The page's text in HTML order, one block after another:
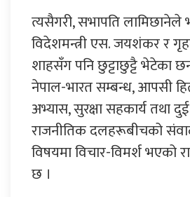
त्यसैगरी, सभापति लामिछानेले
विदेशमन्त्री एस. जयशंकर र
शाहसँग पनि छुट्टाछुट्टै भेटेका
नेपाल-भारत सम्बन्ध, आपसी
अभ्यास, सुरक्षा सहकार्य तथा
राजनीतिक दलहरूबीचको
विषयमा विचार-विमर्श भएको
छ ।